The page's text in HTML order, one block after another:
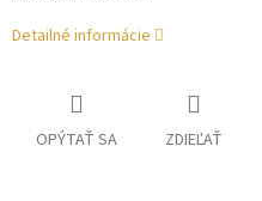
Detailné informácie
OPÝTAŤ SA ZDIEĽAŤ